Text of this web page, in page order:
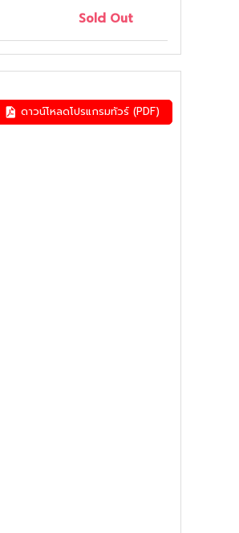
Sold Out
ดาวน์โหลดโปรแกรมทัวร์ (PDF)